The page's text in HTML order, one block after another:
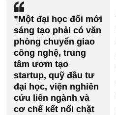
”Một đại học đổi mới
sáng tạo phải có văn
phòng chuyển giao
công nghệ, trung
tâm ươm tạo
startup, quỹ đầu tư
đại học, viện nghiên
cứu liên ngành và
cơ chế kết nối chặt